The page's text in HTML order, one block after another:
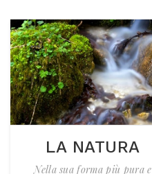
LA NATURA
Nella sua forma più pura e